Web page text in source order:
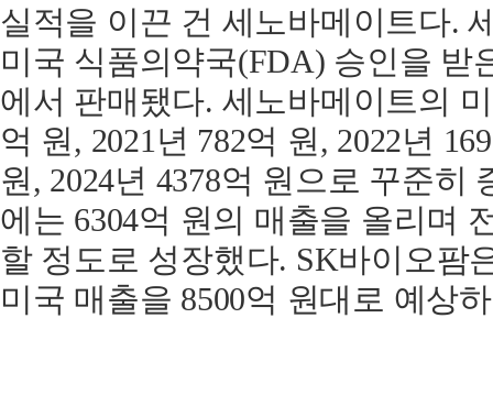
실적을 이끈 건 세노바메이트다.
미국 식품의약국(FDA) 승인을 받
에서 판매됐다. 세노바메이트의
억 원, 2021년 782억 원, 2022년
원, 2024년 4378억 원으로 꾸준히
에는 6304억 원의 매출을 올리며
할 정도로 성장했다. SK바이오팜
미국 매출을 8500억 원대로 예상